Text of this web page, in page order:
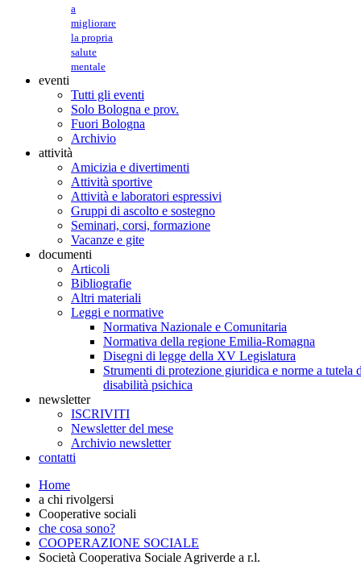
a
migliorare
la propria
salute
mentale
eventi
Tutti gli eventi
Solo Bologna e prov.
Fuori Bologna
Archivio
attività
Amicizia e divertimenti
Attività sportive
Attività e laboratori espressivi
Gruppi di ascolto e sostegno
Seminari, corsi, formazione
Vacanze e gite
documenti
Articoli
Bibliografie
Altri materiali
Leggi e normative
Normativa Nazionale e Comunitaria
Normativa della regione Emilia-Romagna
Disegni di legge della XV Legislatura
Strumenti di protezione giuridica e norme a tutela
disabilità psichica
newsletter
ISCRIVITI
Newsletter del mese
Archivio newsletter
contatti
Home
a chi rivolgersi
Cooperative sociali
che cosa sono?
COOPERAZIONE SOCIALE
Società Cooperativa Sociale Agriverde a r.l.